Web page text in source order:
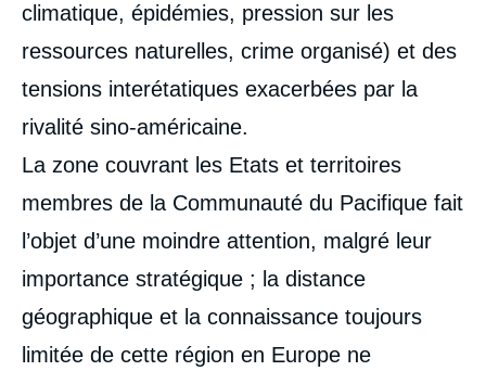
climatique, épidémies, pression sur les
ressources naturelles, crime organisé) et des
tensions interétatiques exacerbées par la
rivalité sino-américaine.
La zone couvrant les Etats et territoires
membres de la Communauté du Pacifique fait
l’objet d’une moindre attention, malgré leur
importance stratégique ; la distance
géographique et la connaissance toujours
limitée de cette région en Europe ne